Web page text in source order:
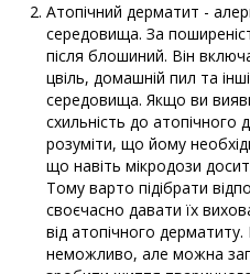
Атопічний дерматит -
середовища. За
після блошиний. Він
цвіль, домашній пил та
середовища. Якщо ви
схильність до атопічного
розуміти, що йому
що навіть мікродози
Тому варто підібрати
своєчасно давати їх
від атопічного дерматиту.
неможливо, але можна